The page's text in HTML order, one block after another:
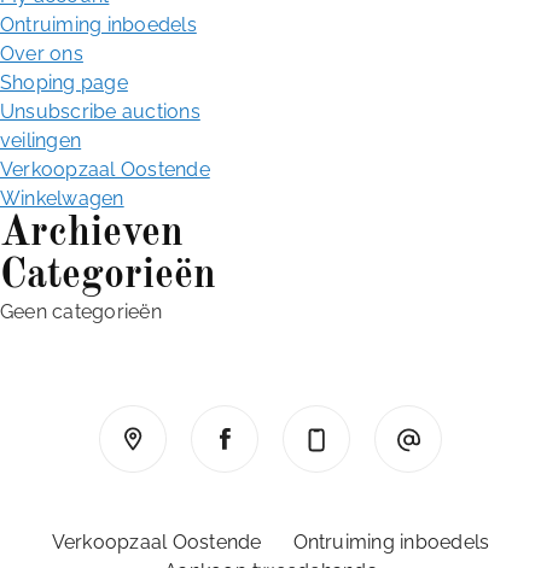
o
r
:
Ontruiming inboedels
Over ons
Shoping page
Unsubscribe auctions
veilingen
Verkoopzaal Oostende
Winkelwagen
Archieven
Categorieën
Geen categorieën
Verkoopzaal Oostende
Ontruiming inboedels